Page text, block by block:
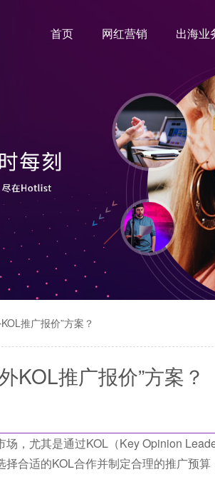
首页 网红营销 出海业
推广报价”方案？
KOL推广报价”方案？
，尤其是通过KOL（Key Opinion
合适的KOL合作并制定合理的推广预